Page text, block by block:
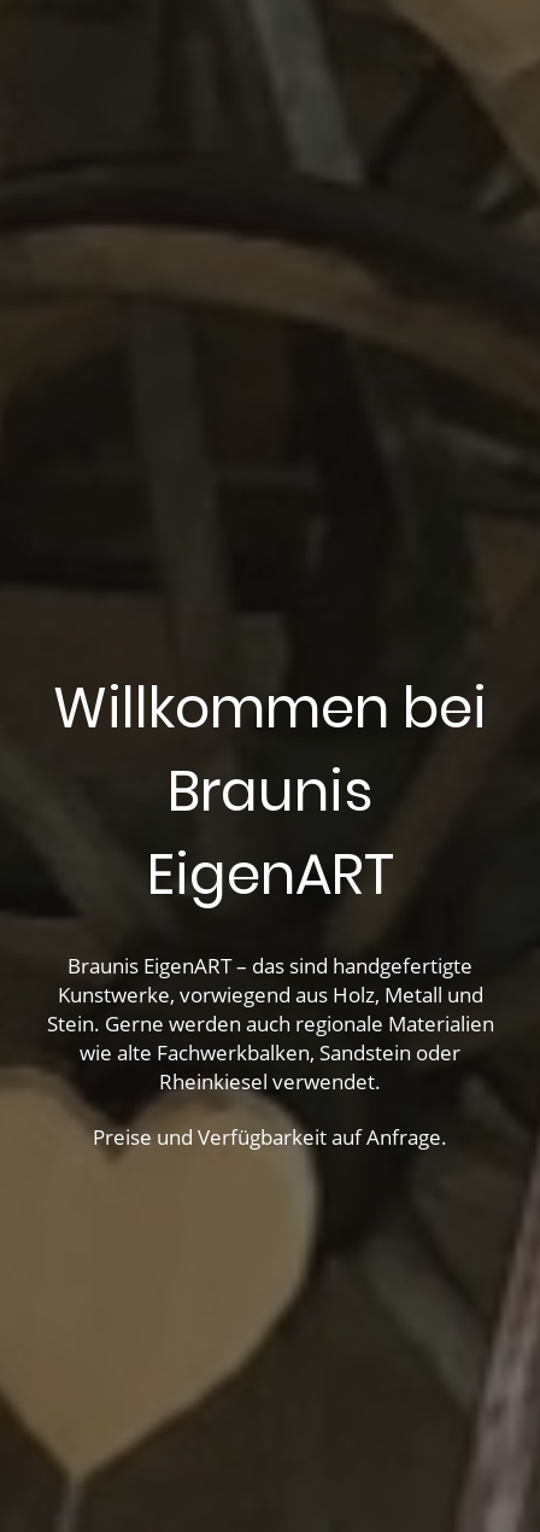
Willkommen bei
Braunis
EigenART
Braunis EigenART – das sind handgefertigte
Kunstwerke, vorwiegend aus Holz, Metall und
Stein. Gerne werden auch regionale Materialien
wie alte Fachwerkbalken, Sandstein oder
Rheinkiesel verwendet.
Preise und Verfügbarkeit auf Anfrage.